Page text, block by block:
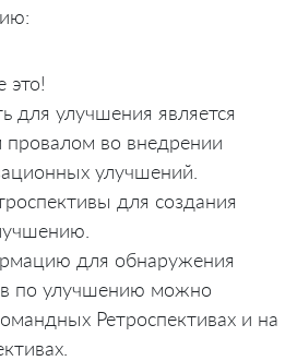
это!
для улучшения является
во внедрении
улучшений.
для создания
для обнаружения
по улучшению можно
Ретроспективах и на